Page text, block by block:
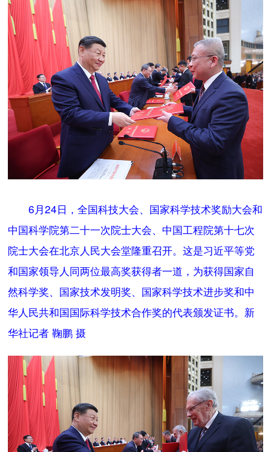
6月24日，全国科技大会、国家科学技术奖励大会和
中国科学院第二十一次院士大会、中国工程院第十七次
院士大会在北京人民大会堂隆重召开。这是习近平等党
和国家领导人同两位最高奖获得者一道，为获得国家自
然科学奖、国家技术发明奖、国家科学技术进步奖和中
华人民共和国国际科学技术合作奖的代表颁发证书。新
华社记者 鞠鹏 摄